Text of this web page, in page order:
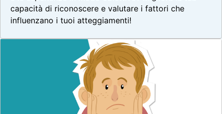
capacità di riconoscere e valutare i fattori che
influenzano i tuoi atteggiamenti!